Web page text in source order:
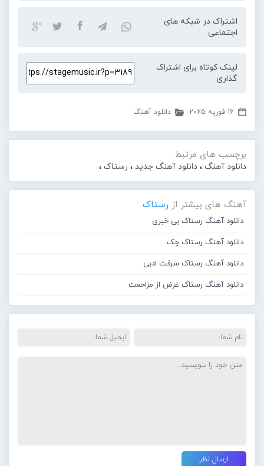
اشتراک در شبکه های
اجتماعی
لینک کوتاه برای اشتراک
گذاری
16 فوریه 2025 دانلود آهنگ
برچسب های مرتبط
دانلود آهنگ ، دانلود آهنگ جدید ، رستاک ،
آهنگ های بیشتر از رستاک
دانلود آهنگ رستاک بی خبری
دانلود آهنگ رستاک چک
دانلود آهنگ رستاک سرقت ادبی
دانلود آهنگ رستاک غرض از مزاحمت